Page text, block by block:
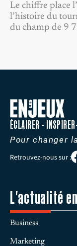
Le chiffre place
l’histoire du
du champ de 9
ÉCLAIRER -
Pour changer
Retrouvez-nous sur :
L'actualité
Business
Marketing